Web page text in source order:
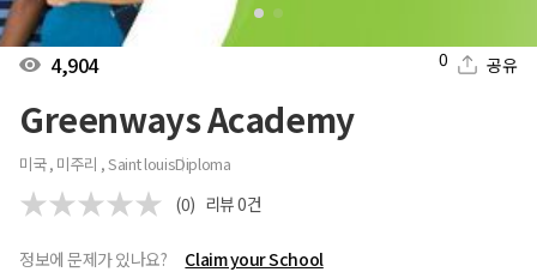
4,904 0 공유
Greenways Academy
미국 , 미주리 , Saint louisDiploma
(0) 리뷰0건
정보에 문제가 있나요? Claim your School